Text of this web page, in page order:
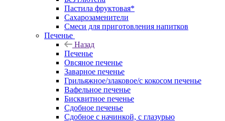
Пастила фруктовая*
Сахарозаменители
Смеси для приготовления напитков
Печенье
Назад
Печенье
Овсяное печенье
Заварное печенье
Грильяжное/злаковое/с кокосом печенье
Вафельное печенье
Бисквитное печенье
Сдобное печенье
Сдобное с начинкой, с глазурью